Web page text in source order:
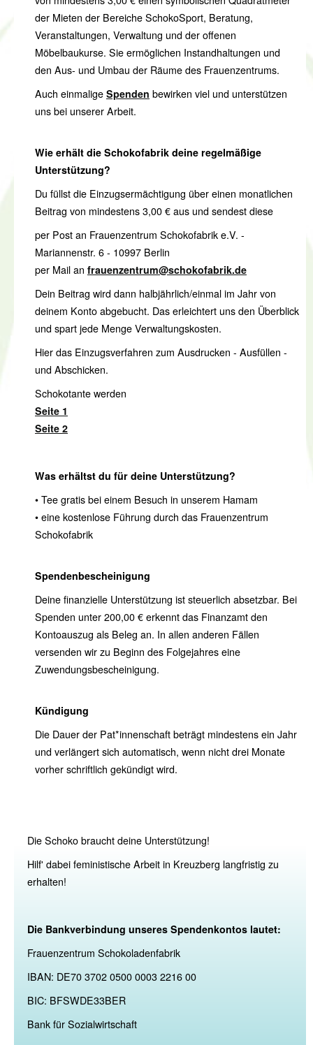
der Mieten der Bereiche SchokoSport, Beratung,
Veranstaltungen, Verwaltung und der offenen
Möbelbaukurse. Sie ermöglichen Instandhaltungen und
den Aus- und Umbau der Räume des Frauenzentrums.
Auch einmalige Spenden bewirken viel und unterstützen
uns bei unserer Arbeit.
Wie erhält die Schokofabrik deine regelmäßige
Unterstützung?
Du füllst die Einzugsermächtigung über einen monatlichen
Beitrag von mindestens 3,00 € aus und sendest diese
per Post an Frauenzentrum Schokofabrik e.V. -
Mariannenstr. 6 - 10997 Berlin
per Mail an frauenzentrum@schokofabrik.de
Dein Beitrag wird dann halbjährlich/einmal im Jahr von
deinem Konto abgebucht. Das erleichtert uns den Überblick
und spart jede Menge Verwaltungskosten.
Hier das Einzugsverfahren zum Ausdrucken - Ausfüllen -
und Abschicken.
Schokotante werden
Seite 1
Seite 2
Was erhältst du für deine Unterstützung?
• Tee gratis bei einem Besuch in unserem Hamam
• eine kostenlose Führung durch das Frauenzentrum
Schokofabrik
Spendenbescheinigung
Deine finanzielle Unterstützung ist steuerlich absetzbar. Bei
Spenden unter 200,00 € erkennt das Finanzamt den
Kontoauszug als Beleg an. In allen anderen Fällen
versenden wir zu Beginn des Folgejahres eine
Zuwendungsbescheinigung.
Kündigung
Die Dauer der Pat*innenschaft beträgt mindestens ein Jahr
und verlängert sich automatisch, wenn nicht drei Monate
vorher schriftlich gekündigt wird.
Die Schoko braucht deine Unterstützung!
Hilf' dabei feministische Arbeit in Kreuzberg langfristig zu
erhalten!
Die Bankverbindung unseres Spendenkontos lautet:
Frauenzentrum Schokoladenfabrik
IBAN: DE70 3702 0500 0003 2216 00
BIC: BFSWDE33BER
Bank für Sozialwirtschaft